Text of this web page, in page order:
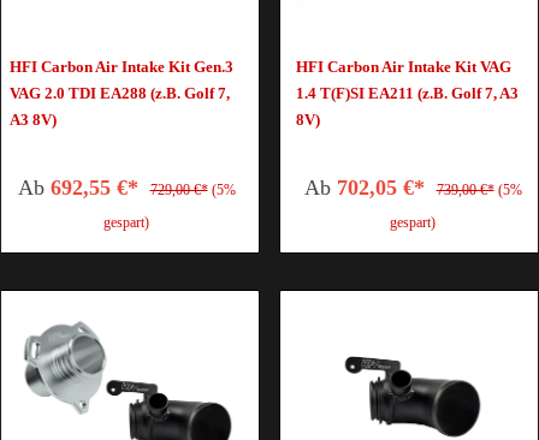
HFI Carbon Air Intake Kit Gen.3
VAG 2.0 TDI EA288 (z.B. Golf 7,
A3 8V)
Ab 692,55 €* 729,00 €* (5%
gespart)
HFI Carbon Air Intake Kit VAG
1.4 T(F)SI EA211 (z.B. Golf 7, A3
8V)
Ab 702,05 €* 739,00 €* (5%
gespart)